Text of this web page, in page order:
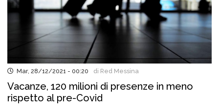
Mar, 28/12/2021 - 00:20 di Red Messina
Vacanze, 120 milioni di presenze in meno
rispetto al pre-Covid